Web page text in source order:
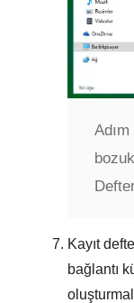
Adım
Kayıt
bağlantı